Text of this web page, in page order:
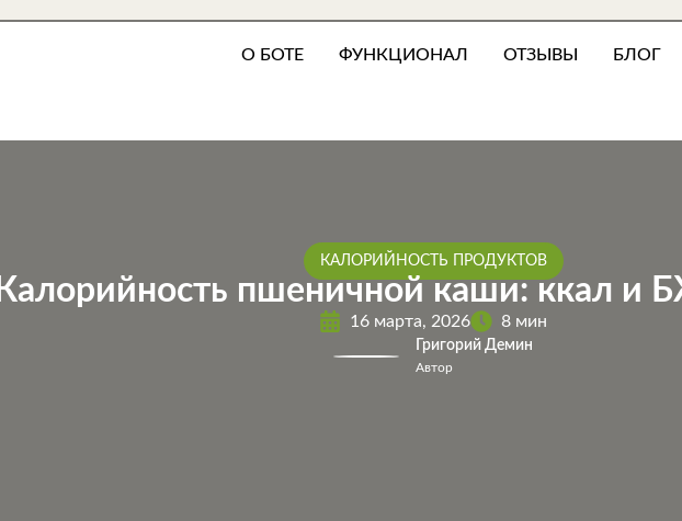
О БОТЕ ФУНКЦИОНАЛ ОТЗЫВЫ БЛОГ
КАЛОРИЙНОСТЬ ПРОДУКТОВ
Калорийность пшеничной каши: ккал и
16 марта, 2026 8 мин
Григорий Демин
Автор